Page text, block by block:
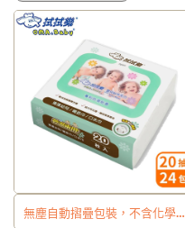
無塵自動摺疊包裝，不含化學配